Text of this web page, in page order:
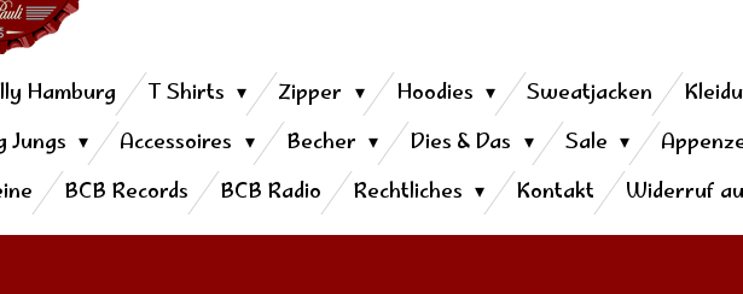
Hamburg T Shirts Zipper Hoodies Sweatjacken
Jungs
Accessoires Becher Dies & Das Sale
BCB Records BCB Radio Rechtliches Kontakt Widerruf